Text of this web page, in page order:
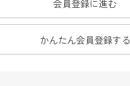
会員登録に進む
かんたん会員登録する